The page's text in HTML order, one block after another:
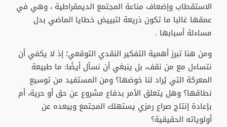
الاستقطاب وإضعاف مناعة المجتمع الديمقراطية ، وهي في
عمقها غالبا ما تكون ذريعة لتبييض خطايا الماضي بدل
مساءلة أسبابها .
ومن هنا تبرز أهمية التفكير النقدي التوقعي؛ إذ لا يكفي أن
نتساءل مع من نقف، بل ينبغي أن نسأل أيضًا: ما طبيعة
المعركة التي يُراد لنا خوضها؟ ومن المستفيد من توسيع
نطاقها؟ وهل يتعلق الأمر بدفاع مشروع عن حق أو حرية، أم
بإعادة إنتاج صراع رمزي يستهلك المجتمع ويبعده عن
أولوياته الحقيقية؟